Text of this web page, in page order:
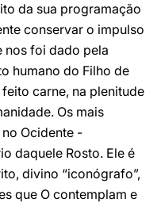
da sua programação
conservar o impulso
nos foi dado pela
humano do Filho de
carne, na plenitude
Os mais
Ocidente -
daquele Rosto. Ele é
divino “iconógrafo”,
que O contemplam e